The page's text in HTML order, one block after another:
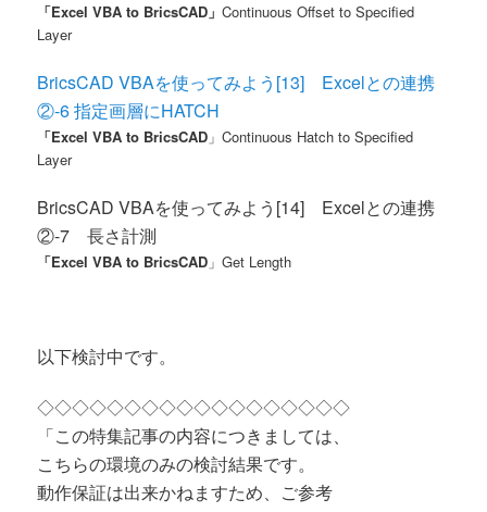
「Excel VBA to BricsCAD」Continuous Offset to Specified
Layer
BricsCAD VBAを使ってみよう[13] Excelとの連携
②-6 指定画層にHATCH
「Excel VBA to BricsCAD 」Continuous Hatch to Specified
Layer
BricsCAD VBAを使ってみよう[14] Excelとの連携
②-7 長さ計測
「Excel VBA to BricsCAD 」Get Length
以下検討中です。
◇◇◇◇◇◇◇◇◇◇◇◇◇◇◇◇◇◇
「この特集記事の内容につきましては、
こちらの環境のみの検討結果です。
動作保証は出来かねますため、ご参考